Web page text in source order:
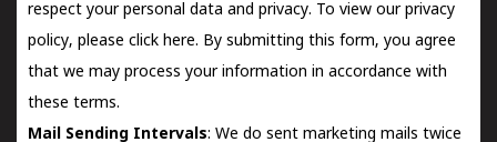
respect your personal data and privacy. To view our privacy
policy, please click here. By submitting this form, you agree
that we may process your information in accordance with
these terms.
Mail Sending Intervals: We do sent marketing mails twice